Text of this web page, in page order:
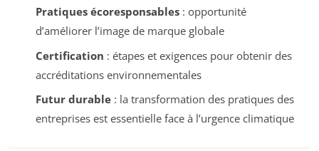
Pratiques écoresponsables: opportunité
d’améliorer l’image de marque globale
Certification : étapes et exigences pour obtenir des
accréditations environnementales
Futur durable: la transformation des pratiques des
entreprises est essentielle face à l’urgence climatique